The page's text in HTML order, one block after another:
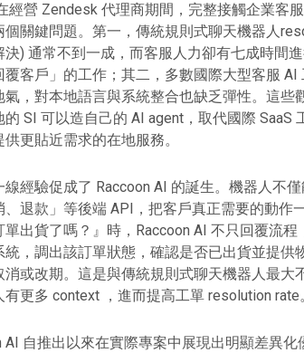
經營 Zendesk 代理商期間，完整接觸企業客
個關鍵問題。第一，傳統規則式聊天機器人
決) 通常不到一成，而客服人力卻有七成時間
覆客戶」的工作；其二，多數國際大型客服 AI
氣，對本地語言與系統整合也缺乏彈性。這些
的 SI 可以造自己的 AI agent，取代國際 SaaS
更貼近需求的在地服務。
線經驗促成了 Raccoon AI 的誕生。機器人不
、退款」等後端 API，把客戶真正需要的動作
單出貨了嗎？』時，Raccoon AI 不只回覆流
統，調出該訂單狀態，確認是否已出貨並提供
消或改期。這是與傳統規則式聊天機器人最大
更多 context ，進而提高工單 resolution rate
AI 自推出以來在實際專案中展現出明顯差異